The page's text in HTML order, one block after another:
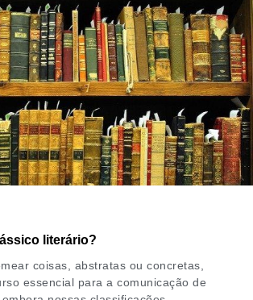
literário?
coisas, abstratas ou concretas,
essencial para a comunicação de